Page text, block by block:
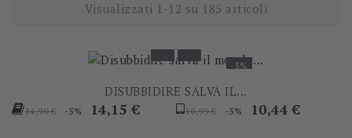
Visualizzati 1-12 su 185 articoli
-5%
DISUBBIDIRE SALVA IL...
Prezzo
14,90 € -5% Prezzo
14,15 €
Prezzo
10,99 € -5% Prezzo
10,44 €